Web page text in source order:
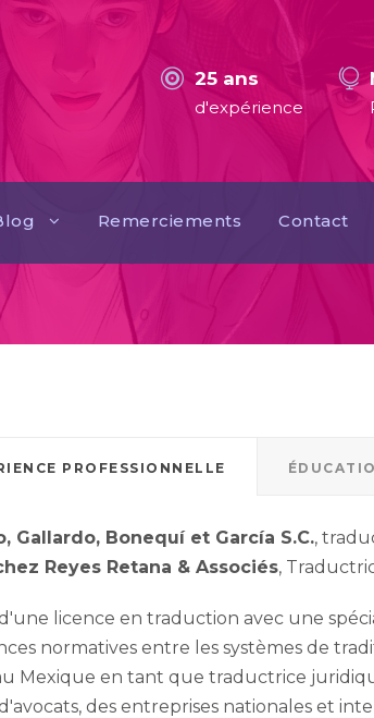
25 ans
d'expérience
Remerciements Contact
PROFESSIONNELLE
Gallardo, Bonequí et García S.C.,
Reyes Retana & Associés,
licence en traduction avec une
normatives entre les systèmes de
Mexique en tant que traductrice
des entreprises nationales et